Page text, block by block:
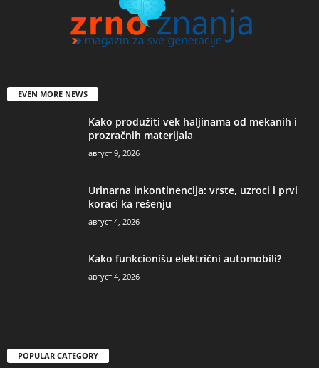
EVEN MORE NEWS
Kako produžiti vek haljinama od mekanih i
prozračnih materijala
август 9, 2026
Urinarna inkontinencija: vrste, uzroci i prvi
koraci ka rešenju
август 4, 2026
Kako funkcionišu električni automobili?
август 4, 2026
POPULAR CATEGORY